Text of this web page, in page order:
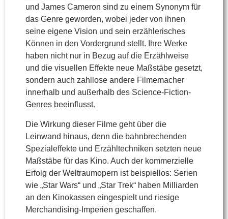
und James Cameron sind zu einem Synonym für
das Genre geworden, wobei jeder von ihnen
seine eigene Vision und sein erzählerisches
Können in den Vordergrund stellt. Ihre Werke
haben nicht nur in Bezug auf die Erzählweise
und die visuellen Effekte neue Maßstäbe gesetzt,
sondern auch zahllose andere Filmemacher
innerhalb und außerhalb des Science-Fiction-
Genres beeinflusst.
Die Wirkung dieser Filme geht über die
Leinwand hinaus, denn die bahnbrechenden
Spezialeffekte und Erzähltechniken setzten neue
Maßstäbe für das Kino. Auch der kommerzielle
Erfolg der Weltraumopern ist beispiellos: Serien
wie „Star Wars“ und „Star Trek“ haben Milliarden
an den Kinokassen eingespielt und riesige
Merchandising-Imperien geschaffen.